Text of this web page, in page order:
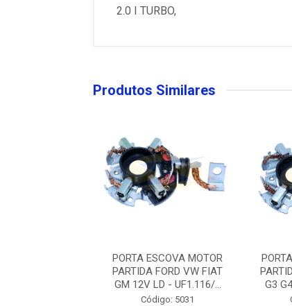
2.0 I TURBO,
Produtos Similares
PORTA ESCOVA MOTOR
PARTIDA FORD VW FIAT
GM 12V LD - UF1.116/...
Código: 5031
G3